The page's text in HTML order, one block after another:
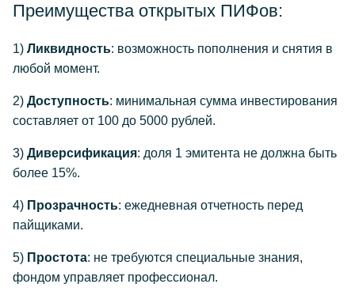
Преимущества открытых ПИФов:
1) Ликвидность: возможность пополнения и снятия в
любой момент.
2) Доступность: минимальная сумма инвестирования
составляет от 100 до 5000 рублей.
3) Диверсификация: доля 1 эмитента не должна быть
более 15%.
4) Прозрачность: ежедневная отчетность перед
пайщиками.
5) Простота: не требуются специальные знания,
фондом управляет профессионал.